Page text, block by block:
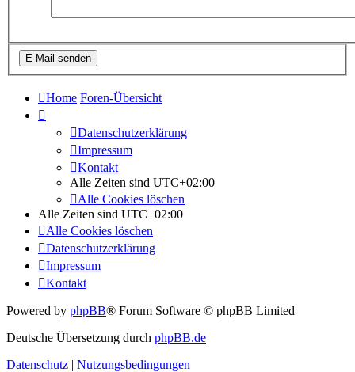
Home Foren-Übersicht
Datenschutzerklärung
Impressum
Kontakt
Alle Zeiten sind UTC+02:00
Alle Cookies löschen
Alle Zeiten sind UTC+02:00
Alle Cookies löschen
Datenschutzerklärung
Impressum
Kontakt
Powered by phpBB® Forum Software © phpBB Limited
Deutsche Übersetzung durch phpBB.de
Datenschutz | Nutzungsbedingungen